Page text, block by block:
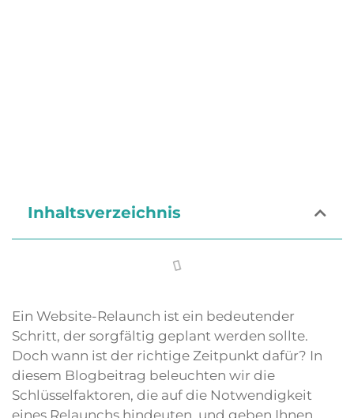
Inhaltsverzeichnis
Ein Website-Relaunch ist ein bedeutender
Schritt, der sorgfältig geplant werden sollte.
Doch wann ist der richtige Zeitpunkt dafür? In
diesem Blogbeitrag beleuchten wir die
Schlüsselfaktoren, die auf die Notwendigkeit